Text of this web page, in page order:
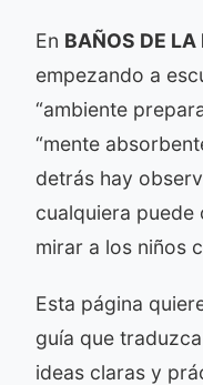
En BAÑOS DE LA
empezando a
“ambiente
“mente
detrás hay
cualquiera puede
mirar a los niños
Esta página
guía que
ideas claras y